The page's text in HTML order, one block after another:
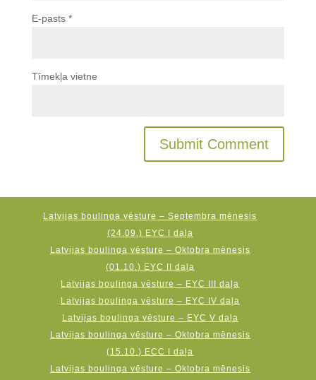
E-pasts *
Tīmekļa vietne
Latvijas boulinga vēsture – Septembra mēnesis
(24.09.) EYC I daļa
Latvijas boulinga vēsture – Oktobra mēnesis
(01.10.) EYC II daļa
Latvijas boulinga vēsture – EYC III daļa
Latvijas boulinga vēsture – EYC IV daļa
Latvijas boulinga vēsture – EYC V daļa
Latvijas boulinga vēsture – Oktobra mēnesis
(15.10.) ECC I daļa
Latvijas boulinga vēsture – Oktobra mēnesis